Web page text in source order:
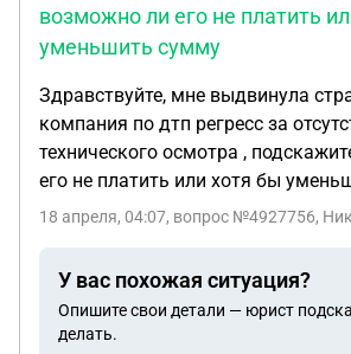
возможно ли его не платить
уменьшить сумму
Здравствуйте, мне выдвинула
компания по дтп регресс за
технического осмотра ,
его не платить или хотя бы
18 апреля, 04:07, вопрос №4927756,
У вас похожая ситуация?
Опишите свои детали — юрист
делать.